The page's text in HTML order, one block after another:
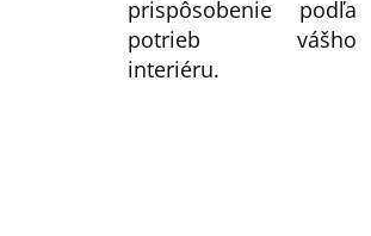
prispôsobenie podľa
potrieb vášho
interiéru.